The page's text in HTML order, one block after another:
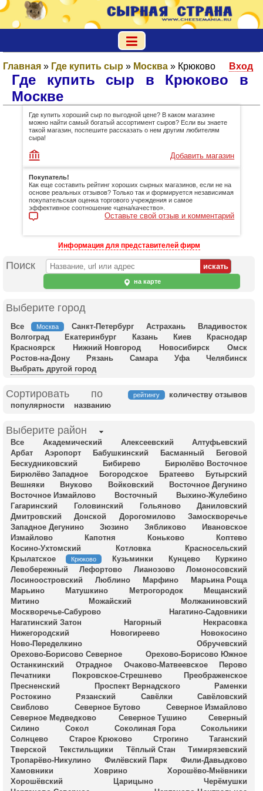
Главная » Где купить сыр » Москва » Крюково Вход
Где купить сыр в Крюково в
Москве
Где купить хороший сыр по выгодной цене? В каком магазине
можно найти самый богатый ассортимент сыров? Если вы знаете
такой магазин, поспешите рассказать о нем другим любителям
сыра!
Добавить магазин
Покупатель!
Как еще составить рейтинг хороших сырных магазинов, если не на
основе реальных отзывов? Только так и формируется независимая
покупательская оценка торгового учреждения и самое
эффективное соотношение «цена/качество».
Оставьте свой отзыв и комментарий
Информация для представителей фирм
Поиск
на карте
Выберите город
Все Москва Санкт-Петербург Астрахань
Владивосток
Волгоград
Екатеринбург Казань Киев
Краснодар
Красноярск
Нижний Новгород Новосибирск
Омск
Ростов-на-Дону
Рязань Самара Уфа
Челябинск
Выбрать другой город
Сортировать по рейтингу
количеству отзывов
популярности
названию
Выберите район
Все Академический Алексеевский
Алтуфьевский
Арбат
Аэропорт Бабушкинский Басманный
Беговой
Бескудниковский
Бибирево
Бирюлёво Восточное
Бирюлёво Западное
Богородское Братеево
Бутырский
Вешняки
Внуково Войковский
Восточное Дегунино
Восточное Измайлово
Восточный
Выхино-Жулебино
Гагаринский
Головинский Гольяново
Даниловский
Дмитровский
Донской Дорогомилово
Замоскворечье
Западное Дегунино
Зюзино Зябликово
Ивановское
Измайлово
Капотня Коньково
Коптево
Косино-Ухтомский
Котловка
Красносельский
Крылатское
Крюково Кузьминки Кунцево
Куркино
Левобережный
Лефортово Лианозово
Ломоносовский
Лосиноостровский
Люблино Марфино
Марьина Роща
Марьино
Матушкино Метрогородок
Мещанский
Митино
Можайский
Молжаниновский
Москворечье-Сабурово
Нагатино-Садовники
Нагатинский Затон
Нагорный
Некрасовка
Нижегородский
Новогиреево
Новокосино
Ново-Переделкино
Обручевский
Орехово-Борисово Северное
Орехово-Борисово Южное
Останкинский
Отрадное Очаково-Матвеевское
Перово
Печатники
Покровское-Стрешнево
Преображенское
Пресненский
Проспект Вернадского
Раменки
Ростокино
Рязанский Савёлки
Савёловский
Свиблово
Северное Бутово
Северное Измайлово
Северное Медведково
Северное Тушино
Северный
Силино
Сокол Соколиная Гора
Сокольники
Солнцево
Старое Крюково Строгино
Таганский
Тверской
Текстильщики Тёплый Стан
Тимирязевский
Тропарёво-Никулино
Филёвский Парк
Фили-Давыдково
Хамовники
Ховрино
Хорошёво-Мнёвники
Хорошёвский
Царицыно
Черёмушки